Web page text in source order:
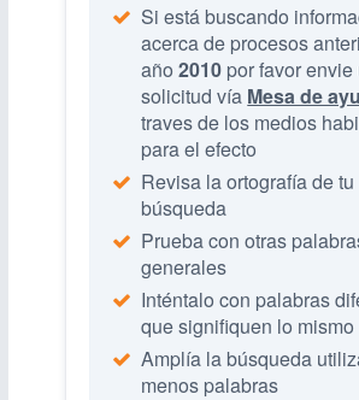
Si está buscando
acerca de procesos
año2010 por favor envie
solicitud vía Mesa de
traves de los medios
para el efecto
Revisa la ortografía de tu
búsqueda
Prueba con otras
generales
Inténtalo con palabras
que signifiquen lo mismo
Amplía la búsqueda
menos palabras